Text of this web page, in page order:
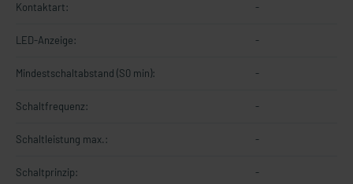
Kontaktart: -
LED-Anzeige: -
Mindestschaltabstand (S0 min): -
Schaltfrequenz: -
Schaltleistung max.: -
Schaltprinzip: -